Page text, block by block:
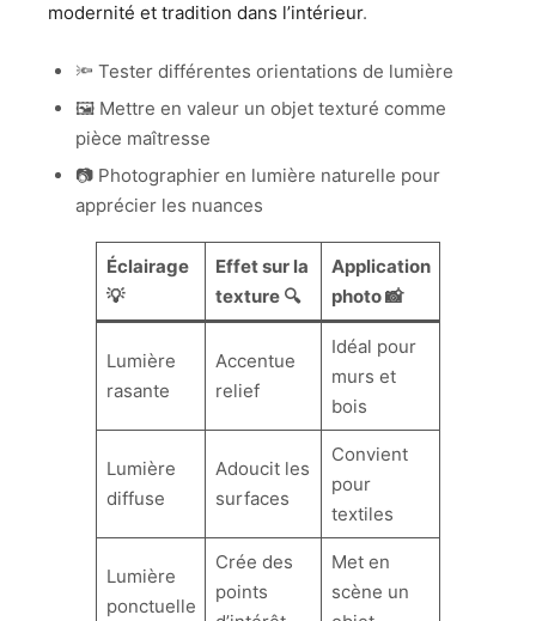
modernité et tradition dans l’intérieur.
🔦 Tester différentes orientations de lumière
🖼️ Mettre en valeur un objet texturé comme
pièce maîtresse
📷 Photographier en lumière naturelle pour
apprécier les nuances
Éclairage
💡
Effet sur la
texture 🔍
Application
photo 📸
Lumière
rasante
Accentue
relief
Idéal pour
murs et
bois
Lumière
diffuse
Adoucit les
surfaces
Convient
pour
textiles
Lumière
ponctuelle
Crée des
points
Met en
scène un